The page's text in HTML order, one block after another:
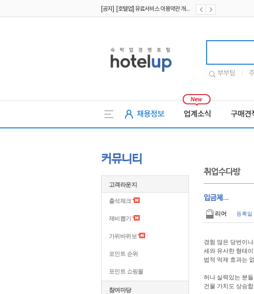
[공지] [호텔업] 유료서비스 이용약관 개정본2 (19.09.02)
부부팀
채용정보 업계소식 구매견
커뮤니티
고객라운지
출석체크
제비뽑기
가위바위보
포인트 순위
포인트 쇼핑몰
참여마당
취업수다방
입금제...
리어 등록일
경험 많은 당번이
세와 유사한 형태
법적 억제 효과는
허나 실력있는 분
건물 가치도 상승